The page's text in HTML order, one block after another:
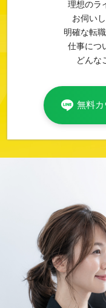
理想のラ
お伺い
明確な転
仕事につ
どんな
無料カ